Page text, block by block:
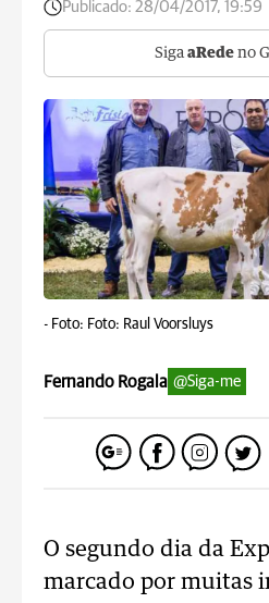
Publicado: 28/04/2017, 19:59
Siga aRede no
- Foto: Foto: Raul Voorsluys
Fernando Rogala @Siga-me
O segundo dia da
marcado por muitas